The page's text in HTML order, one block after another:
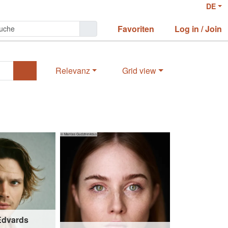
DE
Favoriten Log in / Join
Relevanz
Grid view
© Mantas Gudzinevicius